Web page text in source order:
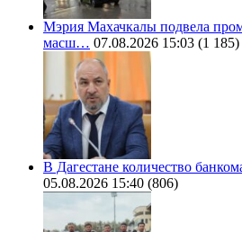
Мэрия Махачкалы подвела
масш… 07.08.2026 15:03 (1 185)
В Дагестане количество
05.08.2026 15:40 (806)